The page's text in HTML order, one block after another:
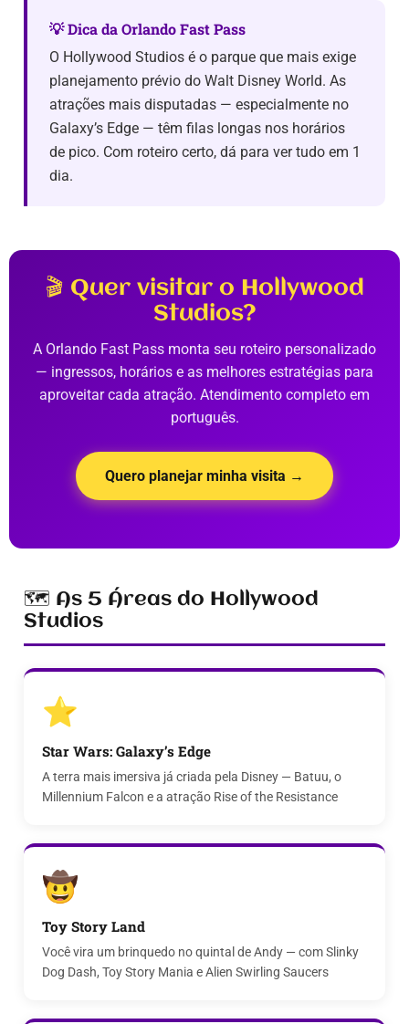
💡 Dica da Orlando Fast Pass
O Hollywood Studios é o parque que mais exige
planejamento prévio do Walt Disney World. As
atrações mais disputadas — especialmente no
Galaxy’s Edge — têm filas longas nos horários
de pico. Com roteiro certo, dá para ver tudo em 1
dia.
🎬 Quer visitar o Hollywood
Studios?
A Orlando Fast Pass monta seu roteiro personalizado
— ingressos, horários e as melhores estratégias para
aproveitar cada atração. Atendimento completo em
português.
Quero planejar minha visita →
🗺️ As 5 Áreas do Hollywood
Studios
⭐
Star Wars: Galaxy’s Edge
A terra mais imersiva já criada pela Disney — Batuu, o
Millennium Falcon e a atração Rise of the Resistance
🤠
Toy Story Land
Você vira um brinquedo no quintal de Andy — com Slinky
Dog Dash, Toy Story Mania e Alien Swirling Saucers